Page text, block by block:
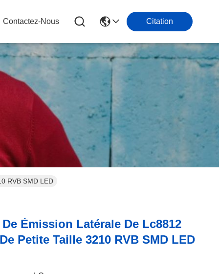
Contactez-Nous Citation
RVB SMD LED
Émission Latérale De Lc8812
Petite Taille 3210 RVB SMD LED